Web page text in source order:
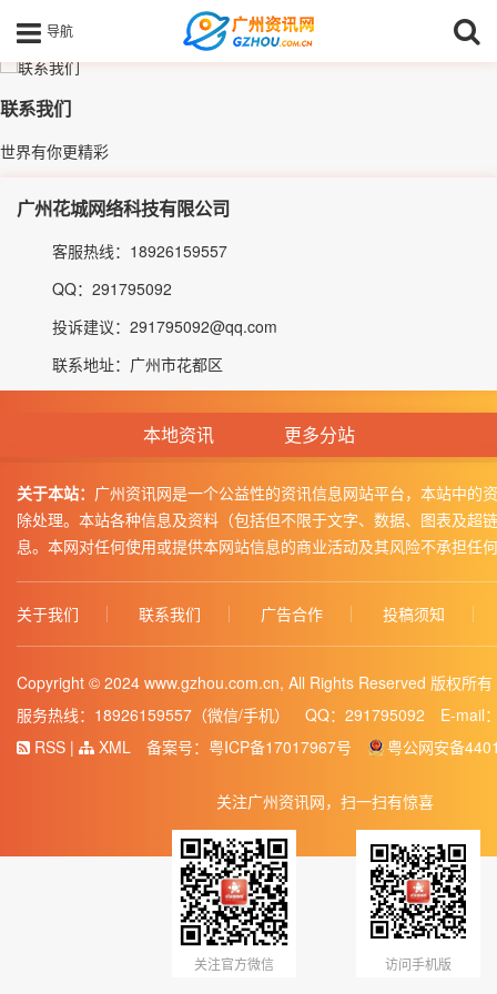
导航
联系我们
世界有你更精彩
广州花城网络科技有限公司
客服热线：18926159557
QQ：291795092
投诉建议：291795092@qq.com
联系地址：广州市花都区
本地资讯 更多分站
关于本站： 广州资讯网是一个公益性的资讯信息网站平台，本站中的
除处理。本站各种信息及资料（包括但不限于文字、数据、图表及
息。本网对任何使用或提供本网站信息的商业活动及其风险不承担任
关于我们 联系我们 广告合作 投稿须知
Copyright © 2024 www.gzhou.com.cn, All Rights Reserved 版权所
服务热线：18926159557（微信/手机）
QQ：291795092
E-mail
RSS | XML 备案号： 粤ICP备17017967号 粤公网安备
关注广州资讯网，扫一扫有惊喜
关注官方微信 访问手机版